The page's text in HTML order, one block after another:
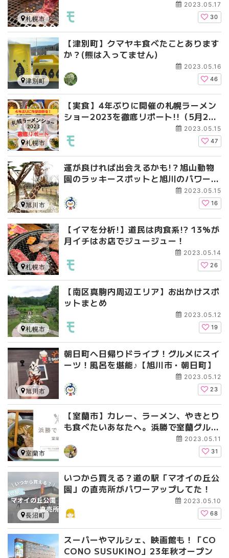
2023.05.17
30
札幌市
【津別町】クマヤキ食べたことあります
か？(熊は入ってません)
2023.05.16
46
津別町
【実食】4年ぶりに開催の札幌ラーメン
ショー2023を徹底リポート!!（5月28
2023.05.15
47
札幌市
運が良ければ出会えるかも!？旭山動物
園のラッキースポットと旭川のパワース
2023.05.15
16
旭川市
【イマを分析!】道民は肉食系!? 13%が
月イチはお店でジュージュー！
2023.05.14
26
札幌市
【南区真駒内周辺エリア】お出かけスポ
ットまとめ
2023.05.12
19
札幌市
朝日町へ日帰りドライブ！グルメにスイ
ーツ！風呂を堪能♪【旭川市・朝日町】
2023.05.12
23
旭川市
【室蘭市】カレー、ラーメン、やきとり
も食べたいあなたへ。浜勝で室蘭グルメ
2023.05.11
31
室蘭市
いつから買える？道の駅「マオイの丘公
園」の直売所がパワーアップしてた！
2023.05.10
68
長沼町
スーパーやマルシェ、映画館も！「CO
CONO SUSUKINO」23年秋オープン